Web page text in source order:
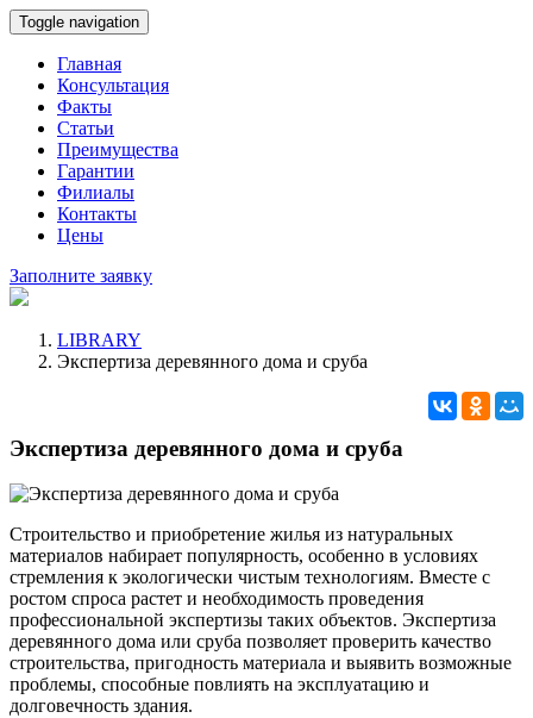
Toggle navigation
Главная
Консультация
Факты
Статьи
Преимущества
Гарантии
Филиалы
Контакты
Цены
Заполните заявку
LIBRARY
Экспертиза деревянного дома и сруба
Экспертиза деревянного дома и сруба
Строительство и приобретение жилья из натуральных
материалов набирает популярность, особенно в условиях
стремления к экологически чистым технологиям. Вместе с
ростом спроса растет и необходимость проведения
профессиональной экспертизы таких объектов. Экспертиза
деревянного дома или сруба позволяет проверить качество
строительства, пригодность материала и выявить возможные
проблемы, способные повлиять на эксплуатацию и
долговечность здания.